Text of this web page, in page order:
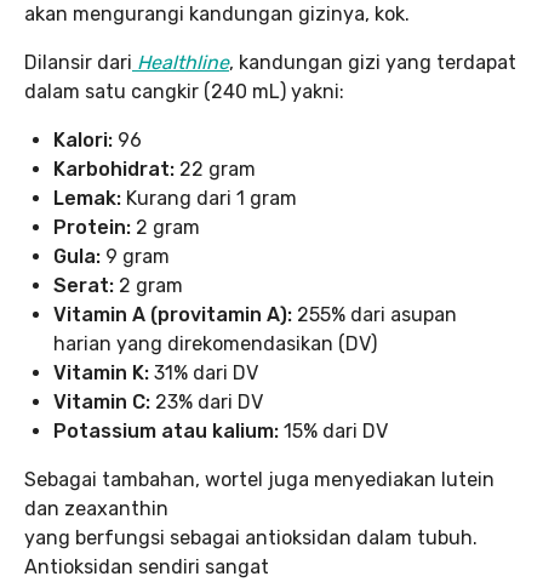
akan mengurangi kandungan gizinya, kok.
Dilansir dari Healthline, kandungan gizi yang terdapat
dalam satu cangkir (240 mL) yakni:
Kalori: 96
Karbohidrat: 22 gram
Lemak: Kurang dari 1 gram
Protein: 2 gram
Gula: 9 gram
Serat: 2 gram
Vitamin A (provitamin A): 255% dari asupan
harian yang direkomendasikan (DV)
Vitamin K: 31% dari DV
Vitamin C: 23% dari DV
Potassium atau kalium: 15% dari DV
Sebagai tambahan, wortel juga menyediakan lutein
dan zeaxanthin
yang berfungsi sebagai antioksidan dalam tubuh.
Antioksidan sendiri sangat